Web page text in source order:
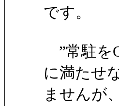
です。
”常駐を
に満たせ
ませんが